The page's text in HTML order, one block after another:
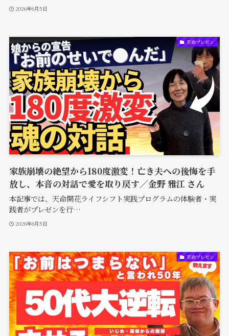
2026年6月5日
天命プレゼン
家族崩壊の絶望から180度激変！亡き夫への後悔を手
放し、本音の対話で愛を取り戻す／金野 雅江 さん
本記事では、天命開花ライフシフト実践プログラムの体験者・実
践者がプレゼンを行…
2026年6月5日
天命プレゼン